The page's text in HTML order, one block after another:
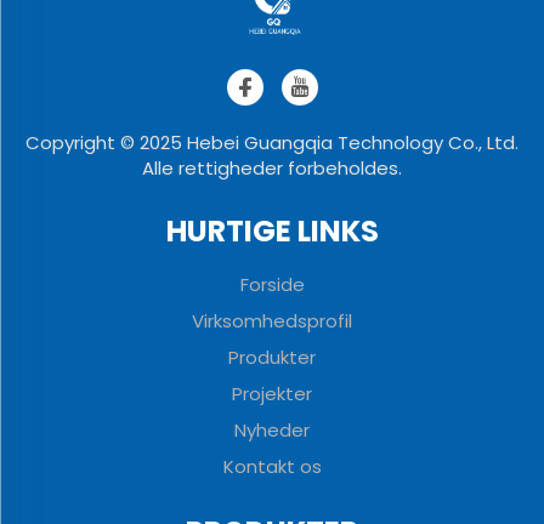
Copyright © 2025 Hebei Guangqia Technology Co., Ltd.
Alle rettigheder forbeholdes.
HURTIGE LINKS
Forside
Virksomhedsprofil
Produkter
Projekter
Nyheder
Kontakt os